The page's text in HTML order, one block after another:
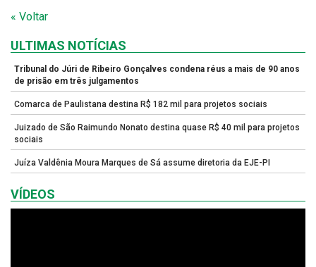
« Voltar
ULTIMAS NOTÍCIAS
Tribunal do Júri de Ribeiro Gonçalves condena réus a mais de 90 anos
de prisão em três julgamentos
Comarca de Paulistana destina R$ 182 mil para projetos sociais
Juizado de São Raimundo Nonato destina quase R$ 40 mil para projetos
sociais
Juíza Valdênia Moura Marques de Sá assume diretoria da EJE-PI
VÍDEOS